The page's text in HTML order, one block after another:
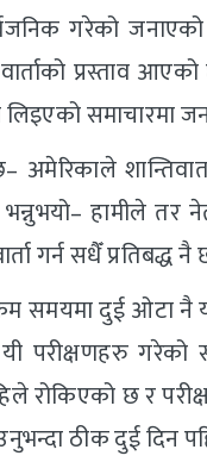
गरेको
प्रस्ताव
समाचारमा
हामीले तर
गर्न सधैँ प्रतिबद्ध नै
समयमा दुई ओटा
परीक्षणहरु
रोकिएको छ र
ठीक दुई दिन